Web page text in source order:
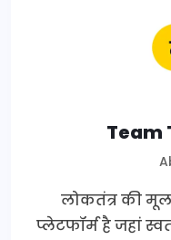
Team
लोकतंत्र की
प्लेटफॉर्म है जहां